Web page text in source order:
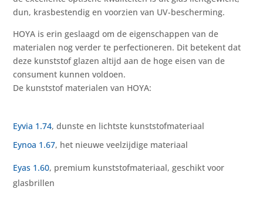
dun, krasbestendig en voorzien van UV-bescherming.
HOYA is erin geslaagd om de eigenschappen van de
materialen nog verder te perfectioneren. Dit betekent dat
deze kunststof glazen altijd aan de hoge eisen van de
consument kunnen voldoen.
De kunststof materialen van HOYA:
Eyvia 1.74, dunste en lichtste kunststofmateriaal
Eynoa 1.67, het nieuwe veelzijdige materiaal
Eyas 1.60, premium kunststofmateriaal, geschikt voor
glasbrillen